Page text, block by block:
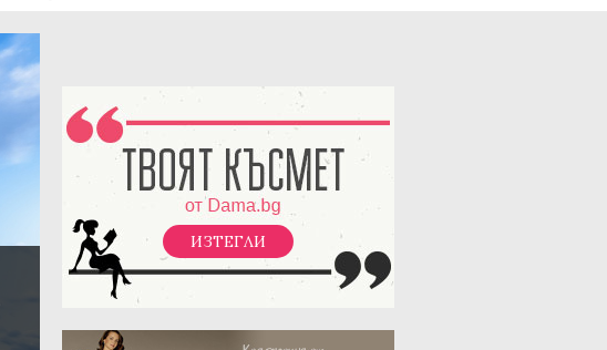
ИЗТЕГЛИ